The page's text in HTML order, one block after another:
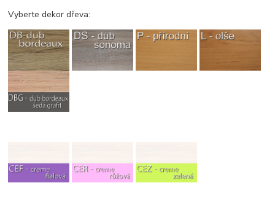
Vyberte dekor dřeva: